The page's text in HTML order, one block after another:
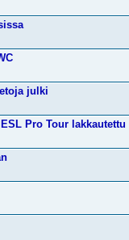
julki
Pro Tour lakkautettu